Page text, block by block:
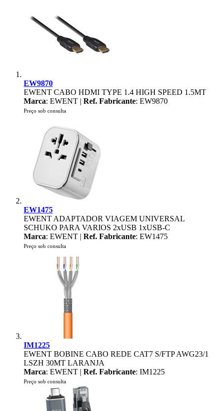
EW9870
EWENT CABO HDMI TYPE 1.4 HIGH SPEED 1.5MT
Marca: EWENT | Ref. Fabricante: EW9870
Preço sob consulta
EW1475
EWENT ADAPTADOR VIAGEM UNIVERSAL
SCHUKO PARA VARIOS 2xUSB 1xUSB-C
Marca: EWENT | Ref. Fabricante: EW1475
Preço sob consulta
IM1225
EWENT BOBINE CABO REDE CAT7 S/FTP AWG23/1
LSZH 30MT LARANJA
Marca: EWENT | Ref. Fabricante: IM1225
Preço sob consulta